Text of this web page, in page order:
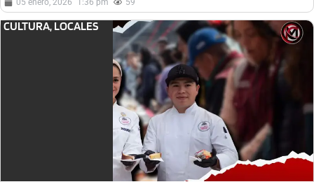
CULTURA, LOCALES